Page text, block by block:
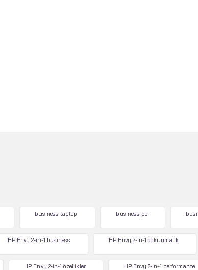
business laptop business pc
HP Envy 2-in-1 business HP Envy 2-in-1 dokunmatik
HP Envy 2-in-1 özellikler HP Envy 2-in-1 performance